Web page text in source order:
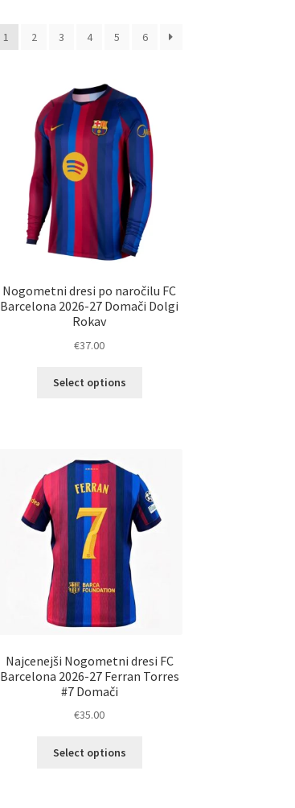
1 2 3 4 5 6
Nogometni dresi po naročilu FC
Barcelona 2026-27 Domači Dolgi
Rokav
€37.00
Select options
lahko
izberete
na
strani
Najcenejši Nogometni dresi FC
Barcelona 2026-27 Ferran Torres
#7 Domači
€35.00
Select options